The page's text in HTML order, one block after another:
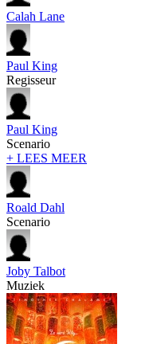
Calah Lane
Paul King
Regisseur
Paul King
Scenario
+ LEES MEER
Roald Dahl
Scenario
Joby Talbot
Muziek